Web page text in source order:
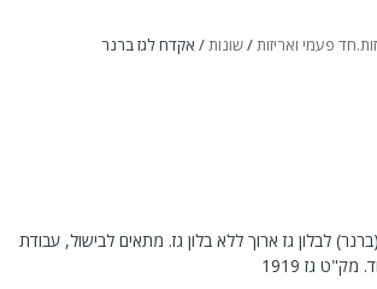
פעמי ואריזות/שונות/ אקדח לגז ברנר
לבלון גז ארוך ללא בלון גז. מתאים לבישול, עבודת
גז 1919